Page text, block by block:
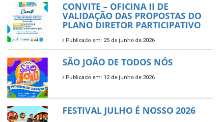
CONVITE – OFICINA II DE
VALIDAÇÃO DAS PROPOSTAS DO
PLANO DIRETOR PARTICIPATIVO
Publicado em: 25 de junho de 2026
SÃO JOÃO DE TODOS NÓS
Publicado em: 12 de junho de 2026
FESTIVAL JULHO É NOSSO 2026